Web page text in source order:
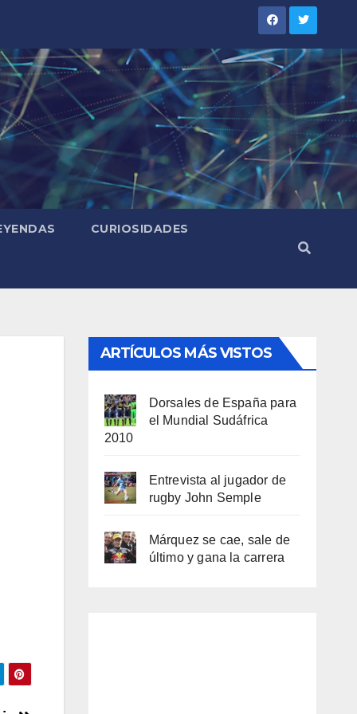
CURIOSIDADES
ARTÍCULOS MÁS VISTOS
Dorsales de España para
el Mundial Sudáfrica
2010
Entrevista al jugador de
rugby John Semple
Márquez se cae, sale de
último y gana la carrera